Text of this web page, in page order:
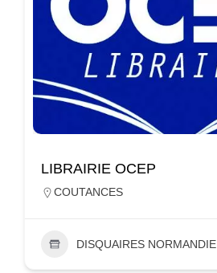
LIBRAIRIE OCEP
COUTANCES
DISQUAIRES NORMANDIE